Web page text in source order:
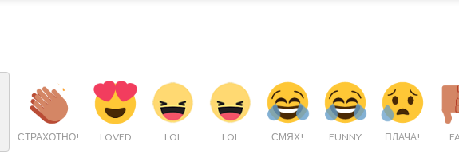
СТРАХОТНО! LOVED LOL LOL СМЯХ! FUNNY ПЛАЧА!